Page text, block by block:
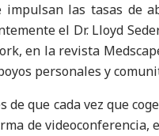
las tasas de
el Dr. Lloyd
en la revista
personales y
que cada vez que
de videoconferencia,